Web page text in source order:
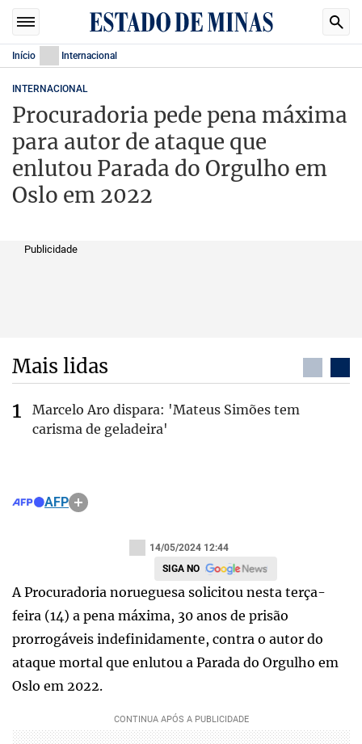
Início Internacional
INTERNACIONAL
Procuradoria pede pena máxima
para autor de ataque que
enlutou Parada do Orgulho em
Oslo em 2022
Publicidade
Mais lidas
Marcelo Aro dispara: 'Mateus Simões tem
carisma de geladeira'
AFP
14/05/2024 12:44
SIGA NO
A Procuradoria norueguesa solicitou nesta terça-
feira (14) a pena máxima, 30 anos de prisão
prorrogáveis indefinidamente, contra o autor do
ataque mortal que enlutou a Parada do Orgulho em
Oslo em 2022.